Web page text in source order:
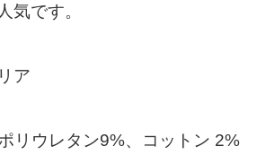
気です。
ア
リウレタン9%、コットン 2%